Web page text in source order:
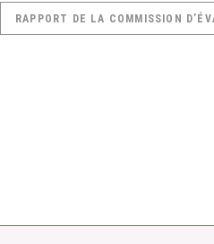
RAPPORT DE LA COMMISSION